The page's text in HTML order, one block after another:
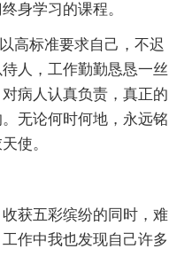
身学习的课程。
高标准要求自己，不迟
人，工作勤勤恳恳一丝
病人认真负责，真正的
无论何时何地，永远铭
使。
获五彩缤纷的同时，难
作中我也发现自己许多